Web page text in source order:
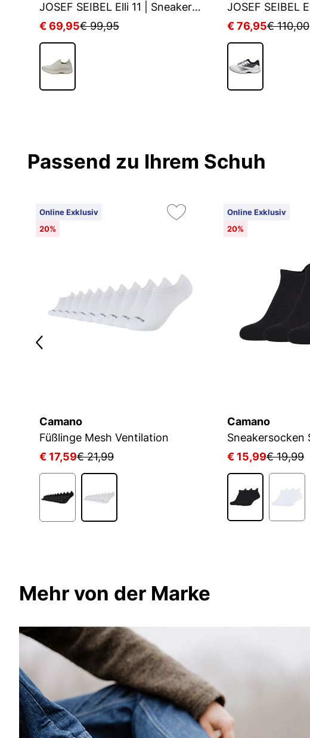
JOSEF SEIBEL Elli 11 | Sneaker für Damen | Beige
€ 69,95€ 99,95
€ 76,95€ 110,00
Passend zu Ihrem Schuh
Online Exklusiv
20%
Camano
Füßlinge Mesh Ventilation
€ 17,59€ 21,99
Online Exklusiv
20%
Camano
€ 15,99€ 19,99
Mehr von der Marke